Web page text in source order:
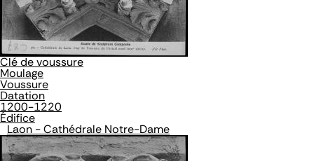
Clé de voussure
Moulage
Voussure
Datation
1200-1220
Édifice
Laon - Cathédrale Notre-Dame